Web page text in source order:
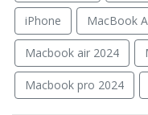
iPhone MacBook
Macbook air 2024
Macbook pro 2024